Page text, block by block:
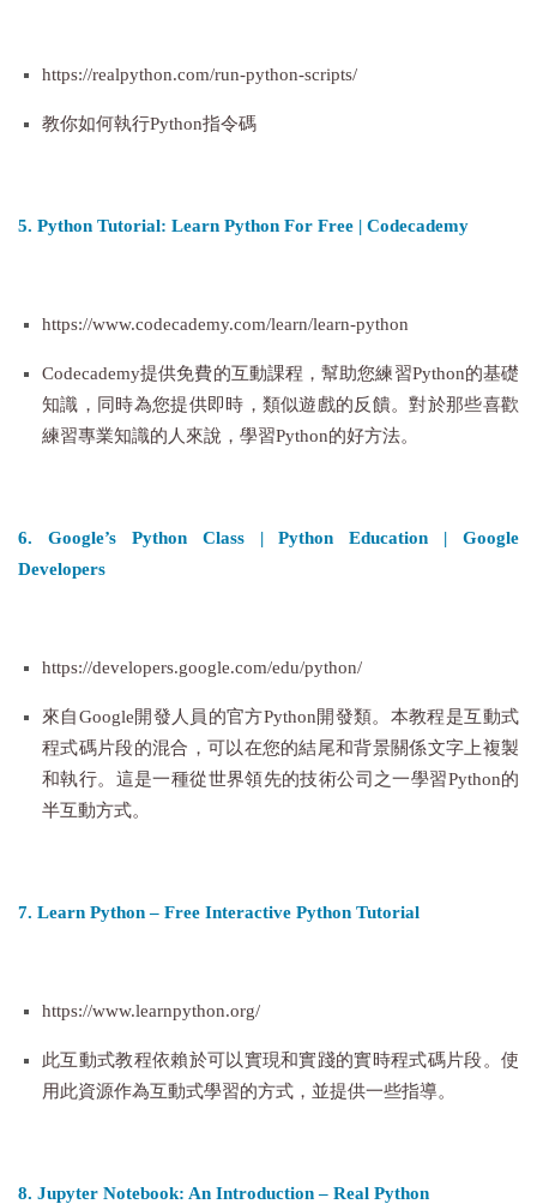
https://realpython.com/run-python-scripts/
教你如何執行Python指令碼
5. Python Tutorial: Learn Python For Free | Codecademy
https://www.codecademy.com/learn/learn-python
Codecademy提供免費的互動課程，幫助您練習Python的基礎
知識，同時為您提供即時，類似遊戲的反饋。對於那些喜歡
練習專業知識的人來說，學習Python的好方法。
6. Google’s Python Class | Python Education | Google
Developers
https://developers.google.com/edu/python/
來自Google開發人員的官方Python開發類。本教程是互動式
程式碼片段的混合，可以在您的結尾和背景關係文字上複製
和執行。這是一種從世界領先的技術公司之一學習Python的
半互動方式。
7. Learn Python – Free Interactive Python Tutorial
https://www.learnpython.org/
此互動式教程依賴於可以實現和實踐的實時程式碼片段。使
用此資源作為互動式學習的方式，並提供一些指導。
8. Jupyter Notebook: An Introduction – Real Python